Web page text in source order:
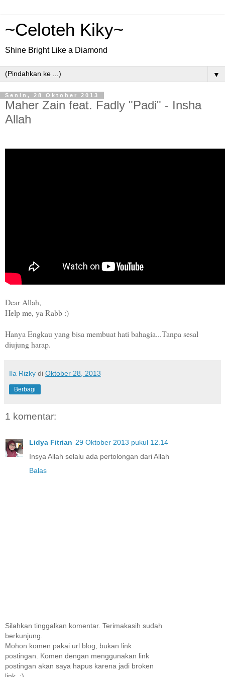
~Celoteh Kiky~
Shine Bright Like a Diamond
▼
Senin, 28 Oktober 2013
Maher Zain feat. Fadly "Padi" - Insha
Allah
Dear Allah,
Help me, ya Rabb :)
Hanya Engkau yang bisa membuat hati bahagia...Tanpa sesal
diujung harap.
Ila Rizky di Oktober 28, 2013
Berbagi
1 komentar:
Lidya Fitrian 29 Oktober 2013 pukul 12.14
Insya Allah selalu ada pertolongan dari Allah
Balas
Silahkan tinggalkan komentar. Terimakasih sudah
berkunjung.
Mohon komen pakai url blog, bukan link
postingan. Komen dengan menggunakan link
postingan akan saya hapus karena jadi broken